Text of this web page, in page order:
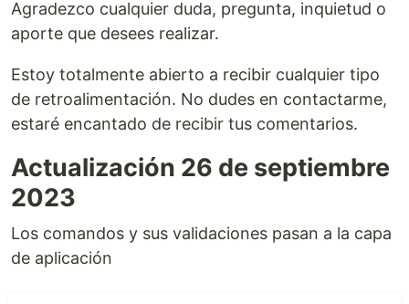
Agradezco cualquier duda, pregunta, inquietud o
aporte que desees realizar.
Estoy totalmente abierto a recibir cualquier tipo
de retroalimentación. No dudes en contactarme,
estaré encantado de recibir tus comentarios.
Actualización 26 de septiembre
2023
Los comandos y sus validaciones pasan a la capa
de aplicación